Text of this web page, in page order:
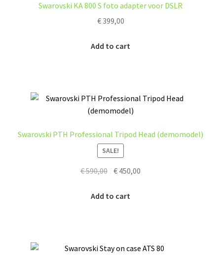
Swarovski KA 800 S foto adapter voor DSLR
€399,00
Add to cart
Swarovski PTH Professional Tripod Head (demomodel)
SALE!
€590,00 Original
was:
€ 450,00
Add to cart